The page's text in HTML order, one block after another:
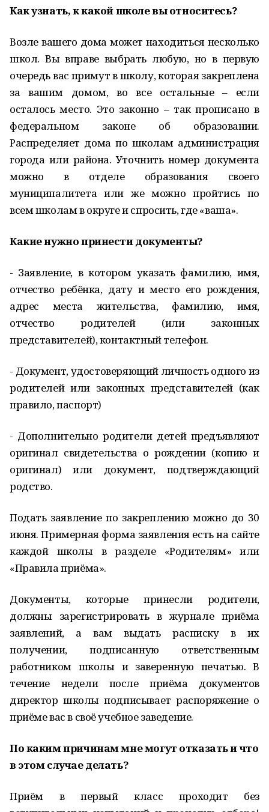
Как узнать, к какой школе вы относитесь?
Возле вашего дома может находиться несколько
школ. Вы вправе выбрать любую, но в первую
очередь вас примут в школу, которая закреплена
за вашим домом, во все остальные – если
осталось место. Это законно – так прописано в
федеральном законе об образовании.
Распределяет дома по школам администрация
города или района. Уточнить номер документа
можно в отделе образования своего
муниципалитета или же можно пройтись по
всем школам в округе и спросить, где «ваша».
Какие нужно принести документы?
- Заявление, в котором указать фамилию, имя,
отчество ребёнка, дату и место его рождения,
адрес места жительства, фамилию, имя,
отчество родителей (или законных
представителей), контактный телефон.
- Документ, удостоверяющий личность одного из
родителей или законных представителей (как
правило, паспорт)
- Дополнительно родители детей предъявляют
оригинал свидетельства о рождении (копию и
оригинал) или документ, подтверждающий
родство.
Подать заявление по закреплению можно до 30
июня. Примерная форма заявления есть на сайте
каждой школы в разделе «Родителям» или
«Правила приёма».
Документы, которые принесли родители,
должны зарегистрировать в журнале приёма
заявлений, а вам выдать расписку в их
получении, подписанную ответственным
работником школы и заверенную печатью. В
течение недели после приёма документов
директор школы подписывает распоряжение о
приёме вас в своё учебное заведение.
По каким причинам мне могут отказать и что
в этом случае делать?
Приём в первый класс проходит без